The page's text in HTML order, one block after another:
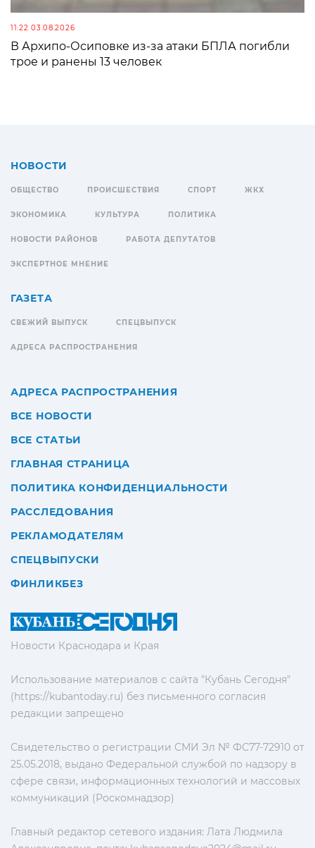
11:22 03.08.2026
В Архипо-Осиповке из-за атаки БПЛА погибли
трое и ранены 13 человек
Новости Краснодара и Края
Использование материалов с сайта "Кубань Сегодня"
(https://kubantoday.ru) без письменного согласия
редакции запрещено
Свидетельство о регистрации СМИ Эл № ФС77-72910 от
25.05.2018, выдано Федеральной службой по надзору в
сфере связи, информационных технологий и массовых
коммуникаций (Роскомнадзор)
Главный редактор сетевого издания: Лата Людмила
НОВОСТИ
ОБЩЕСТВО ПРОИСШЕСТВИЯ СПОРТ ЖКХ
ЭКОНОМИКА КУЛЬТУРА ПОЛИТИКА
НОВОСТИ РАЙОНОВ РАБОТА ДЕПУТАТОВ
ЭКСПЕРТНОЕ МНЕНИЕ
ГАЗЕТА
СВЕЖИЙ ВЫПУСК СПЕЦВЫПУСК
АДРЕСА РАСПРОСТРАНЕНИЯ
АДРЕСА РАСПРОСТРАНЕНИЯ
ВСЕ НОВОСТИ
ВСЕ СТАТЬИ
ГЛАВНАЯ СТРАНИЦА
ПОЛИТИКА КОНФИДЕНЦИАЛЬНОСТИ
РАССЛЕДОВАНИЯ
РЕКЛАМОДАТЕЛЯМ
СПЕЦВЫПУСКИ
ФИНЛИКБЕЗ